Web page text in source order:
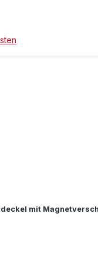
mit